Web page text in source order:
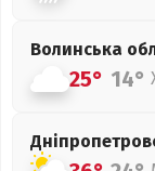
Волинська
25° 14°